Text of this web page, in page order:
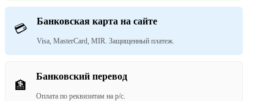
💳
Банковская карта на сайте
Visa, MasterCard, MIR. Защищенный платеж.
🏦
Банковский перевод
Оплата по реквизитам на р/с.